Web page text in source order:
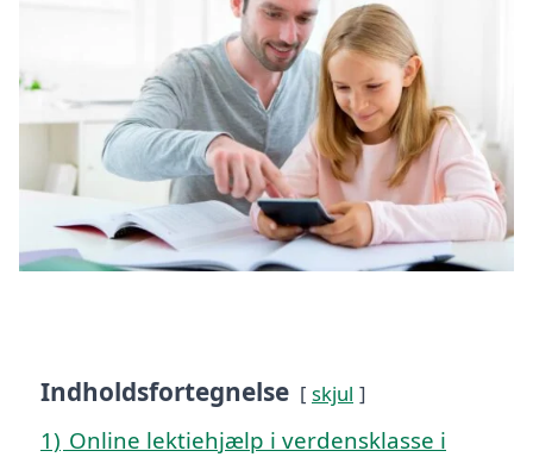
Indholdsfortegnelse skjul
1) Online lektiehjælp i verdensklasse i